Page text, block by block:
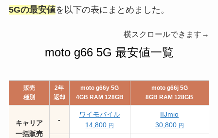
5Gの最安値を以下の表にまとめました。
横スクロールできます→
moto g66 5G 最安値一覧
販売
種別
2年
返却
moto g66y 5G
4GB RAM 128GB
moto g66j 5G
8GB RAM 128GB
キャリア
一括販売
-
ワイモバイル
14,800 円
IIJmio
30,800 円